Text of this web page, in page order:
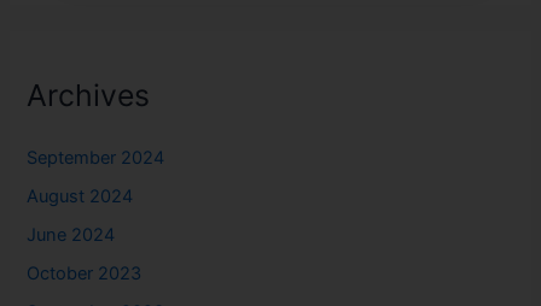
Archives
September 2024
August 2024
June 2024
October 2023